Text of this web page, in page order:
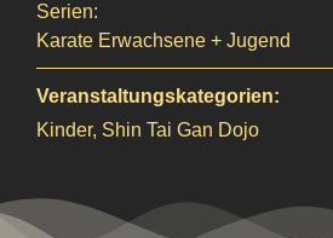
Serien:
Karate Erwachsene + Jugend
Veranstaltungskategorien:
Kinder, Shin Tai Gan Dojo